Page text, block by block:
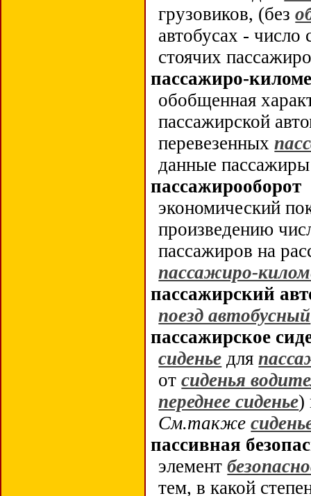
грузовиков, (без
автобусах -
стоячих
пассажиро-
обобщенная
пассажирской
перевезенных
данные
пассажирооборот
экономический
произведению
пассажиров на
пассажиро-
пассажирский
поезд автобусный
пассажирское
сиденье для
отсиденья
переднее сиденье)
См.также
пассивная
элемент
тем, в какой